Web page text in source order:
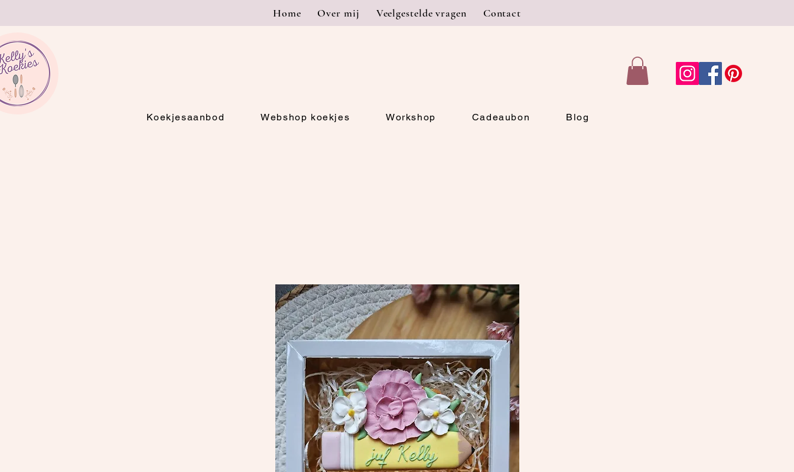
Home Over mij Veelgestelde vragen Contact
Koekjesaanbod Webshop koekjes Workshop Cadeaubon Blog